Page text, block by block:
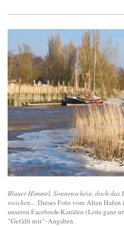
Blauer Himmel, Sonnenschein, doch
weichen... Dieses Foto vom Alten Hafen
unseren Facebook-Kanälen (Liste ganz
"Gefällt mir"-Angaben.